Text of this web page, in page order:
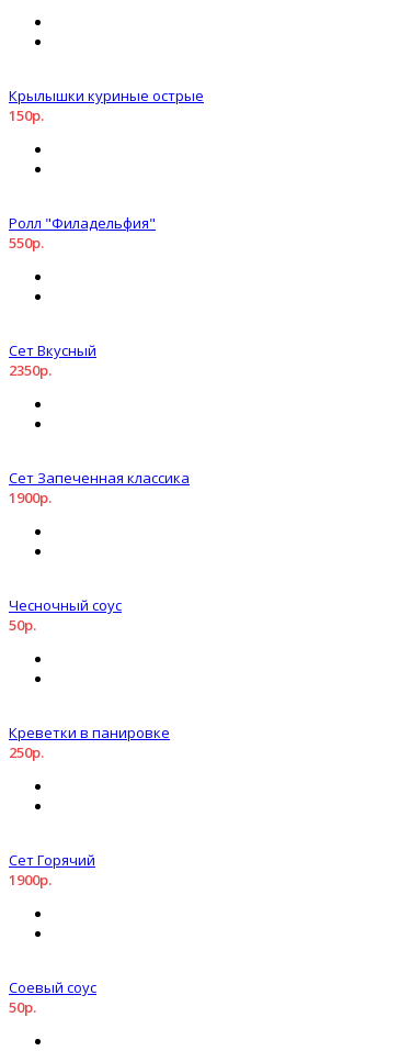
Крылышки куриные острые
150р.
Ролл "Филадельфия"
550р.
Сет Вкусный
2350р.
Сет Запеченная классика
1900р.
Чесночный соус
50р.
Креветки в панировке
250р.
Сет Горячий
1900р.
Соевый соус
50р.